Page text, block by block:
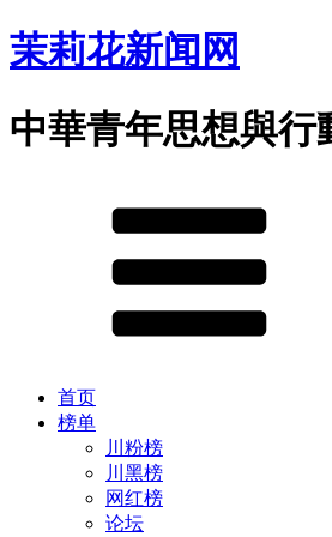
茉莉花新闻网
中華青年思想與行
首页
榜单
川粉榜
川黑榜
网红榜
论坛